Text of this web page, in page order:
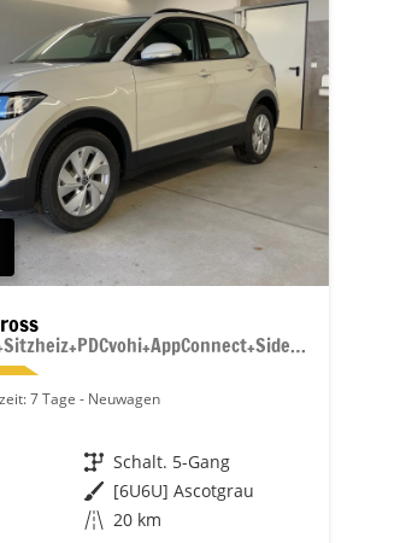
95PS Climatronic+Sitzheiz+PDCvohi+AppConnect+Side+TravelAssist+ACC
7 Tage Neuwagen
Getriebe Schalt. 5-Gang
Außenfarbe [6U6U] Ascotgrau
Kilometerstand 20 km